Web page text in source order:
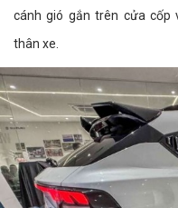
cánh gió gắn trên cửa cốp
thân xe.